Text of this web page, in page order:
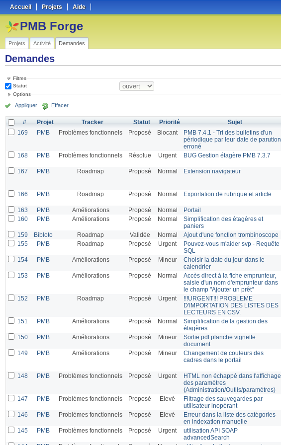
Accueil Projets Aide
PMB Forge
Projets Activité Demandes
Demandes
Filtres
Statut
Options
Appliquer Effacer
# Projet Tracker Statut Priorité Sujet
169
PMB Problèmes fonctionnels Proposé Blocant
PMB 7.4.1 - Tri des bulletins d'un
périodique par leur date de parution
erroné
168 PMB Problèmes fonctionnels Résolue Urgent BUG Gestion étagère PMB 7.3.7
167 PMB Roadmap Proposé Normal Extension navigateur
166 PMB Roadmap Proposé Normal Exportation de rubrique et article
163 PMB Améliorations Proposé Normal Portail
160
PMB Améliorations Proposé Normal
Simplification des étagères et
paniers
159 Bibloto Roadmap Validée Normal Ajout d'une fonction trombinoscope
155
PMB Roadmap Proposé Urgent
Pouvez-vous m'aider svp - Requête
SQL
154 PMB Améliorations Proposé Mineur
Choisir la date du jour dans le
calendrier
153 PMB Améliorations Proposé Normal
Accès direct à la fiche emprunteur,
saisie d'un nom d'emprunteur dans
le champ "Ajouter un prêt"
152 PMB Roadmap Proposé Urgent
!!!URGENT!!! PROBLEME
D'IMPORTATION DES LISTES DES
LECTEURS EN CSV.
151 PMB Améliorations Proposé Normal
Simplification de la gestion des
étagères
150 PMB Améliorations Proposé Mineur
Sortie pdf planche vignette
document
149 PMB Améliorations Proposé Mineur
Changement de couleurs des
cadres dans le portail
148 PMB Problèmes fonctionnels Proposé Urgent
HTML non échappé dans l'affichage
des paramètres
(Administration/Outils/paramètres)
147 PMB Problèmes fonctionnels Proposé Elevé
Filtrage des sauvegardes par
utilisateur inopérant
146 PMB Problèmes fonctionnels Proposé Elevé
Erreur dans la liste des catégories
en indexation manuelle
145 PMB Problèmes fonctionnels Proposé Urgent
utilisation API SOAP
advancedSearch